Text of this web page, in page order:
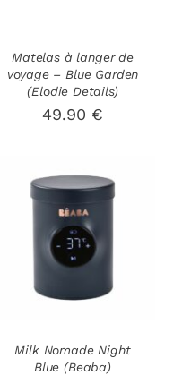
Matelas à langer de
voyage – Blue Garden
(Elodie Details)
49.90 €
AJOUTER AU
PANIER
/
DÉTAILS
Milk Nomade Night
Blue (Beaba)